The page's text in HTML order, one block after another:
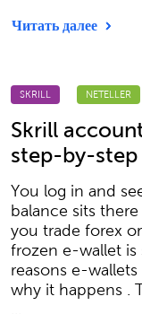
Читать далее
SKRILL NETELLER
Skrill
step-by-step
You log in and
balance sits
you trade forex
frozen e-wallet is
reasons e-
why it happens .